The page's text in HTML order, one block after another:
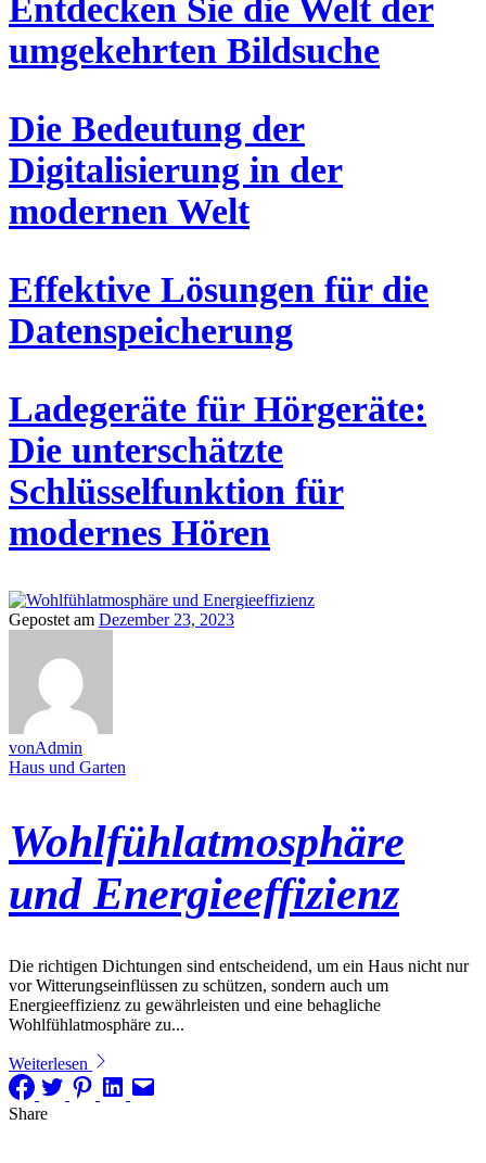
Entdecken Sie die Welt der
umgekehrten Bildsuche
Die Bedeutung der
Digitalisierung in der
modernen Welt
Effektive Lösungen für die
Datenspeicherung
Ladegeräte für Hörgeräte:
Die unterschätzte
Schlüsselfunktion für
modernes Hören
Gepostet am Dezember 23, 2023
vonAdmin
Haus und Garten
Wohlfühlatmosphäre
und Energieeffizienz
Die richtigen Dichtungen sind entscheidend, um ein Haus nicht nur
vor Witterungseinflüssen zu schützen, sondern auch um
Energieeffizienz zu gewährleisten und eine behagliche
Wohlfühlatmosphäre zu...
Weiterlesen
Share